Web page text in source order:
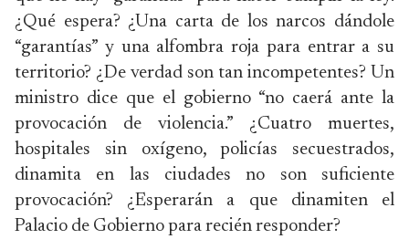
¿Qué espera? ¿Una carta de los narcos dándole
“garantías” y una alfombra roja para entrar a su
territorio? ¿De verdad son tan incompetentes? Un
ministro dice que el gobierno “no caerá ante la
provocación de violencia.” ¿Cuatro muertes,
hospitales sin oxígeno, policías secuestrados,
dinamita en las ciudades no son suficiente
provocación? ¿Esperarán a que dinamiten el
Palacio de Gobierno para recién responder?